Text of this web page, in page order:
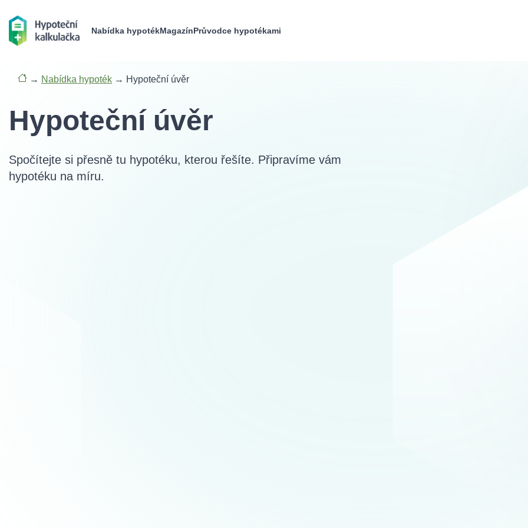
Nabídka hypotékMagazínPrůvodce hypotékami
→ Nabídka hypoték → Hypoteční úvěr
Hypoteční úvěr
Spočítejte si přesně tu hypotéku, kterou řešíte. Připravíme vám
hypotéku na míru.